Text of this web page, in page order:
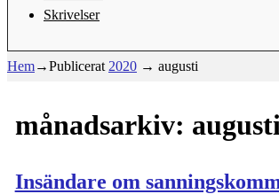
Skrivelser
Hem→Publicerat 2020 → augusti
månadsarkiv:
Insändare om